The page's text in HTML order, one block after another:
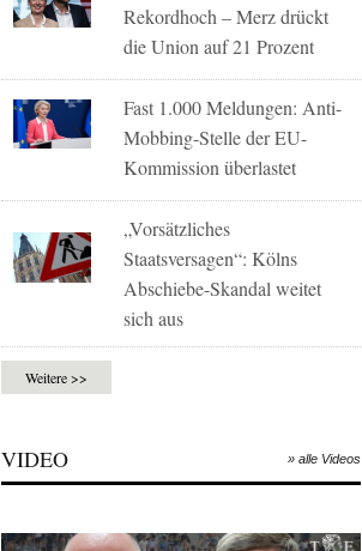
Rekordhoch – Merz drückt
die Union auf 21 Prozent
Fast 1.000 Meldungen: Anti-
Mobbing-Stelle der EU-
Kommission überlastet
„Vorsätzliches
Staatsversagen“: Kölns
Abschiebe-Skandal weitet
sich aus
Weitere >>
VIDEO » alle Videos